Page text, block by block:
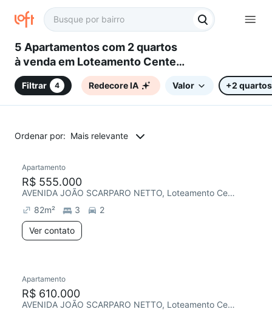
5 Apartamentos com 2 quartos
à venda em Loteamento Center
Santa Genebra, Campinas, SP
Filtrar 4 Redecore IA Valor +2 quartos
Ordenar por: Mais relevante
Apartamento
R$ 555.000
AVENIDA JOÃO SCARPARO NETTO, Loteamento Center Santa Genebra
82m² 3
2
Ver contato
Apartamento
R$ 610.000
AVENIDA JOÃO SCARPARO NETTO, Loteamento Center Santa Genebra